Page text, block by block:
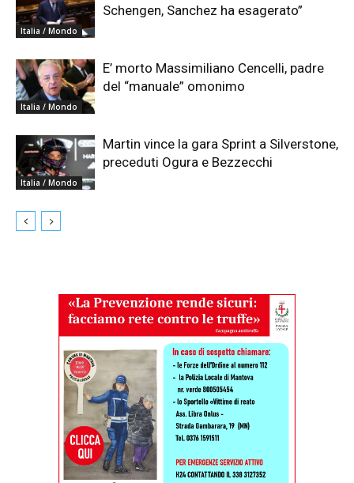
Italia / Mondo
Schengen, Sanchez ha esagerato”
Italia / Mondo
E’ morto Massimiliano Cencelli, padre
del “manuale” omonimo
Italia / Mondo
Martin vince la gara Sprint a Silverstone,
preceduti Ogura e Bezzecchi